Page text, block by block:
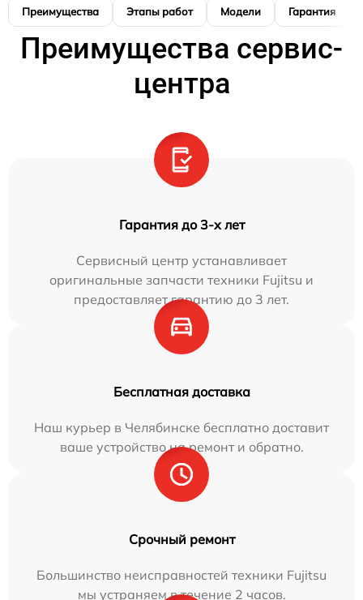
Преимущества Этапы работ Модели Гарантия
Преимущества сервис-
центра
Гарантия до 3-х лет
Сервисный центр устанавливает
оригинальные запчасти техники Fujitsu и
предоставляет гарантию до 3 лет.
Бесплатная доставка
Наш курьер в Челябинске бесплатно доставит
ваше устройство на ремонт и обратно.
Срочный ремонт
Большинство неисправностей техники Fujitsu
мы устраняем в течение 2 часов.